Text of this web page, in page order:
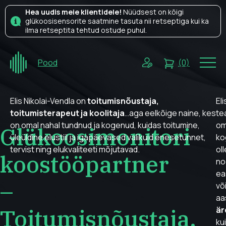
Hea uudis meie klientidele! Nüüdsest on kõigi
glükoosisensorite saatmine tasuta nii retseptiga kui ka
ilma retseptita tehtud ostude puhul.
Pood (0)
Glükoosimonitori
koostööpartner
–
Toitumisnõustaja,
Elis Nikolai-Vendla ontoitumisnõustaja,
toitumisterapeut ja koolitaja…aga eelkõige naine, kes
on omal nahal tundnud ja kogenud, kuidas toitumine,
üleüldine elustiil ja igapäevased valikuid enesetunnet,
tervist ning elukvaliteeti mõjutavad.
kui